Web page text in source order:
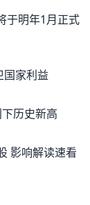
国家利益
历史新高
影响解读速看